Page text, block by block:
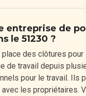
entreprise de
le 51230 ?
des clôtures
de travail depuis
pour le travail. Ils
les propriétaires.